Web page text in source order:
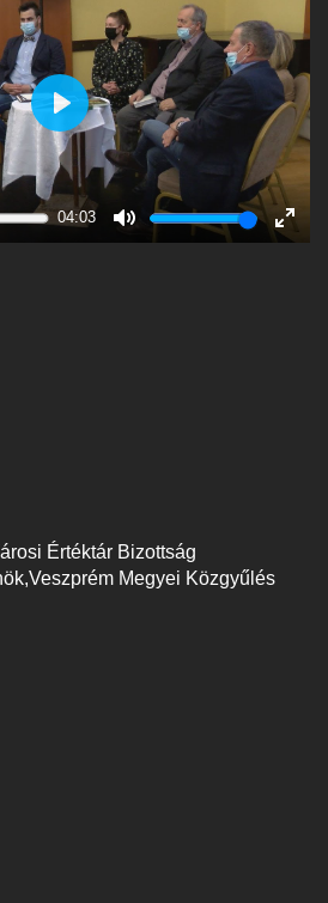
04:03
Mute
Enter
Play
Értéktár Bizottság
Megyei Közgyűlés